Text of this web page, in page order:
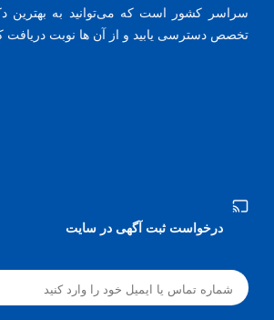
سراسر کشور است که می‌توانید به
تخصص دسترسی یابید و از آن ها نوبت دریافت
درخواست ثبت آگهی در سایت